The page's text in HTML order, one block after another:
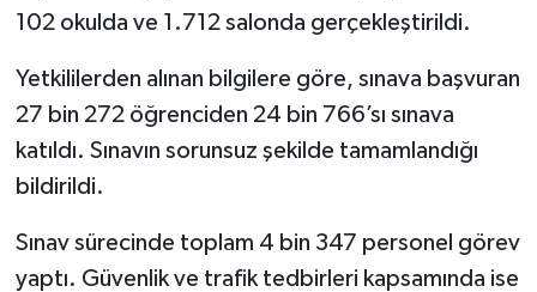
102 okulda ve 1.712 salonda gerçekleştirildi.
Yetkililerden alınan bilgilere göre, sınava başvuran
27 bin 272 öğrenciden 24 bin 766’sı sınava
katıldı. Sınavın sorunsuz şekilde tamamlandığı
bildirildi.
Sınav sürecinde toplam 4 bin 347 personel görev
yaptı. Güvenlik ve trafik tedbirleri kapsamında ise
Sağlık
Sağlık & Yaşam
Siyaset